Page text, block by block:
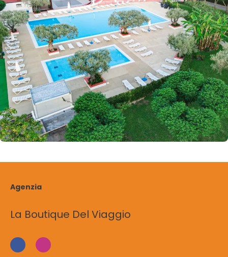
Agenzia
La Boutique Del Viaggio